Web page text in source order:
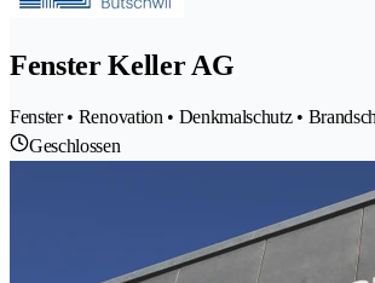
Fenster Keller AG
Fenster • Renovation • Denkmalschutz •
Geschlossen